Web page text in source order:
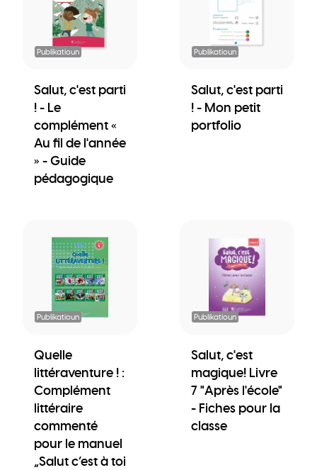
Publikatioun
Salut, c'est parti
! - Le
complément «
Au fil de l'année
» - Guide
pédagogique
Publikatioun
Salut, c'est parti
! - Mon petit
portfolio
Publikatioun
Quelle
littéraventure ! :
Complément
littéraire
commenté
pour le manuel
„Salut c’est à toi
Publikatioun
Salut, c'est
magique! Livre
7 "Après l'école"
- Fiches pour la
classe